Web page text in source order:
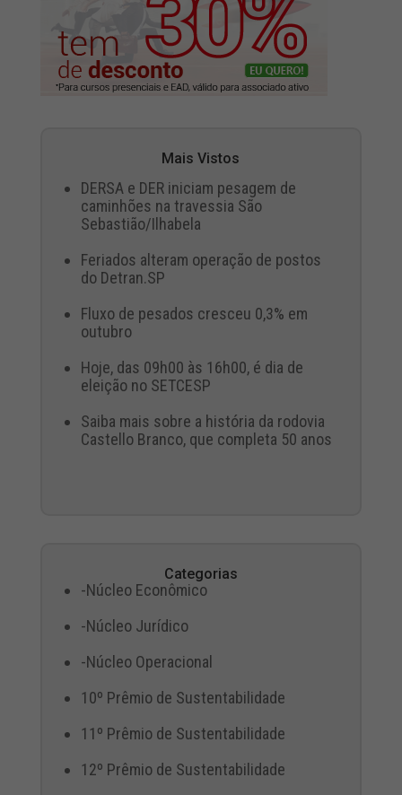
Mais Vistos
DERSA e DER iniciam pesagem de
caminhões na travessia São
Sebastião/Ilhabela
Feriados alteram operação de postos
do Detran.SP
Fluxo de pesados cresceu 0,3% em
outubro
Hoje, das 09h00 às 16h00, é dia de
eleição no SETCESP
Saiba mais sobre a história da rodovia
Castello Branco, que completa 50 anos
Categorias
-Núcleo Econômico
-Núcleo Jurídico
-Núcleo Operacional
10º Prêmio de Sustentabilidade
11º Prêmio de Sustentabilidade
12º Prêmio de Sustentabilidade